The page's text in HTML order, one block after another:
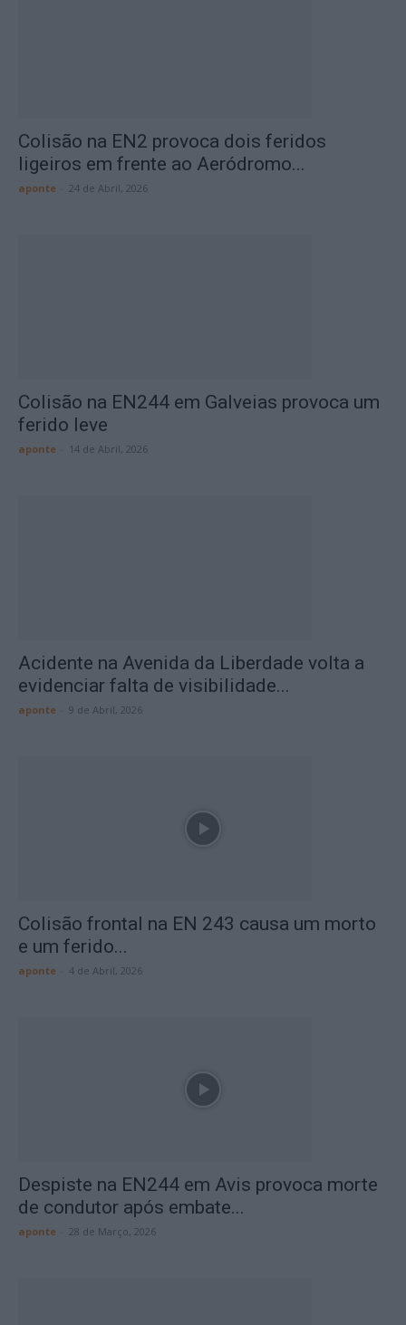
Colisão na EN2 provoca dois feridos
ligeiros em frente ao Aeródromo...
aponte 24 de Abril, 2026
Colisão na EN244 em Galveias provoca um
ferido leve
aponte 14 de Abril, 2026
Acidente na Avenida da Liberdade volta a
evidenciar falta de visibilidade...
aponte 9 de Abril, 2026
Colisão frontal na EN 243 causa um morto
e um ferido...
aponte 4 de Abril, 2026
Despiste na EN244 em Avis provoca morte
de condutor após embate...
aponte 28 de Março, 2026